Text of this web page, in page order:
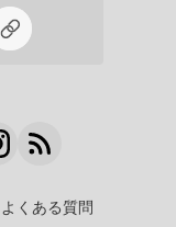
よくある質問